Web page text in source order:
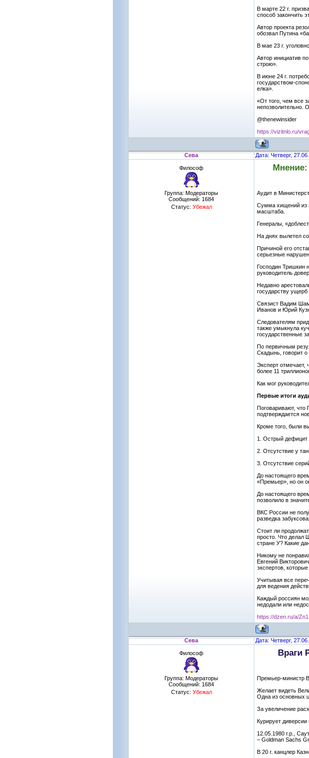
В марте 22 г.
способ закончить
Автор проекта
обозвал Путина
В мае 23 г.
Автор инициатив
строю».
В июне 24 г.
государством-
елка».
«От того, чем все
непозволительно.
@thenewinsider
https://vizitnlo.ru/
Сева Дата: Четверг,
Философ
Группа: Модераторы
Сообщений: 1684
Статус: Убежал
Мнение:
Аудит в
Сумма хищений из
масштаба.
Генералы,
На днях вылетел
Причиной его
серьезные
Господин Тришкин
руководитель
Недавно
государству
Связист Вадим
Иванов и Юрий
Следователям
также умыкнула
государственные
По первичным
Скадынь, говорит
Эксперт отмечает,
более 11
Как мог
Первые итоги
Поговаривают, что
подтверждается
Кроме того, были
1. Острый дефицит
2. Отсутствие у
3. Отсутствие
До настоящего
«Премьер», но он
До настоящего
позволило в
ВКС России не
разведка
Стоит ли
просто. Что делал
стране У? Какие
Никому не
Евгений
экспертов,
Учитывая все
для ведения
Каждый россиян
недодали или
https://dzen.ru/a/
Сева Дата: Четверг,
Философ
Группа: Модераторы
Сообщений: 1684
Статус: Убежал
Враги
Премьер-министр
Желает видеть
Одна из основных
За увеличение
Курирует диверсии
12.05.1980 г.р.,
– Goldman Sachs
В 20 г. канцлер